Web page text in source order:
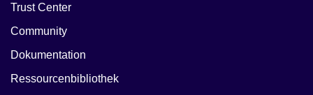
Trust Center
Community
Dokumentation
Ressourcenbibliothek